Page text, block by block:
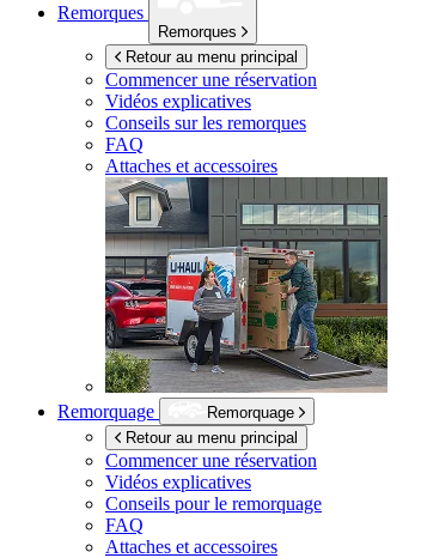
Remorques
Remorques
Retour au menu principal
Commencer une réservation
Vidéos explicatives
Conseils sur les remorques
FAQ
Attaches et accessoires
Remorquage
Remorquage
Retour au menu principal
Commencer une réservation
Vidéos explicatives
Conseils pour le remorquage
FAQ
Attaches et accessoires